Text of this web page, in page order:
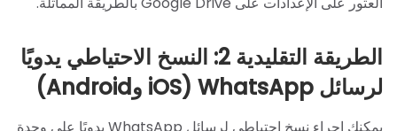
الطريقة التقليدية 2: النسخ الاحتياطي يدويًا
لرسائل WhatsApp (iOS وAndroid)
يمكنك إجراء نسخ احتياطي لرسائل WhatsApp يدويًا على وحدة